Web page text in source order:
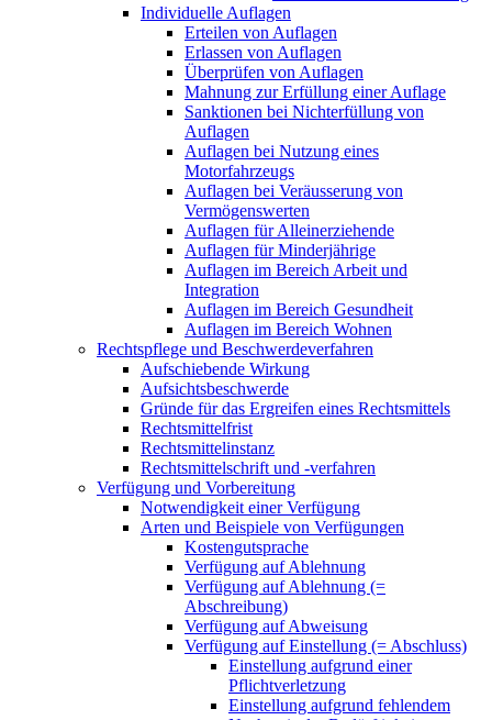
Individuelle Auflagen
Erteilen von Auflagen
Erlassen von Auflagen
Überprüfen von Auflagen
Mahnung zur Erfüllung einer Auflage
Sanktionen bei Nichterfüllung von
Auflagen
Auflagen bei Nutzung eines
Motorfahrzeugs
Auflagen bei Veräusserung von
Vermögenswerten
Auflagen für Alleinerziehende
Auflagen für Minderjährige
Auflagen im Bereich Arbeit und
Integration
Auflagen im Bereich Gesundheit
Auflagen im Bereich Wohnen
Rechtspflege und Beschwerdeverfahren
Aufschiebende Wirkung
Aufsichtsbeschwerde
Gründe für das Ergreifen eines Rechtsmittels
Rechtsmittelfrist
Rechtsmittelinstanz
Rechtsmittelschrift und -verfahren
Verfügung und Vorbereitung
Notwendigkeit einer Verfügung
Arten und Beispiele von Verfügungen
Kostengutsprache
Verfügung auf Ablehnung
Verfügung auf Ablehnung (=
Abschreibung)
Verfügung auf Abweisung
Verfügung auf Einstellung (= Abschluss)
Einstellung aufgrund einer
Pflichtverletzung
Einstellung aufgrund fehlendem